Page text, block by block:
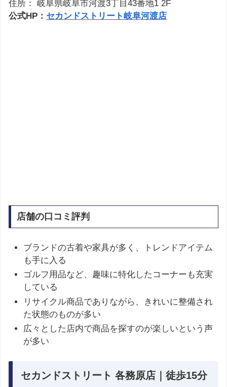
住所： 岐阜県岐阜市河渡3丁目43番地1 2F
公式HP： セカンドストリート岐阜河渡店
店舗の口コミ評判
ブランドの古着や家具が多く、トレンドアイテム
も手に入る
ゴルフ用品など、趣味に特化したコーナーも充実
している
リサイクル商品でありながら、きれいに整備され
た状態のものが多い
広々とした店内で商品を探すのが楽しいという声
が多い
セカンドストリート 各務原店｜徒歩15分